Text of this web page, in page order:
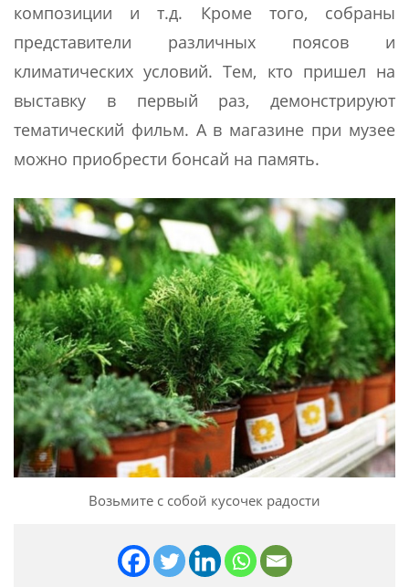
композиции и т.д. Кроме того, собраны
представители различных поясов и
климатических условий. Тем, кто пришел на
выставку в первый раз, демонстрируют
тематический фильм. А в магазине при музее
можно приобрести бонсай на память.
Возьмите с собой кусочек радости